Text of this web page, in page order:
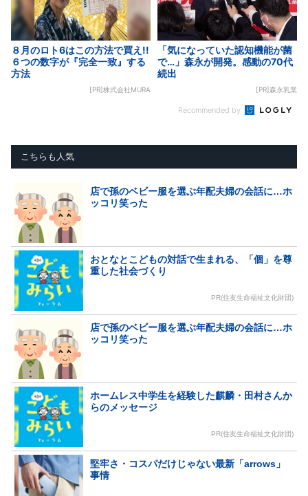
８月のロト6はこの方法で買え!!
６つの数字が『完全一致』する
方法
[PR]株式会社MURA
「気になっていた認知機能が菌
で…」森永が開発。感動の70代
続出
[PR]森永乳業
Recommended by
こちらも人気
店で孫のベビー服を選ぶ年配夫婦の会話に…ホ
ッコリ笑った
おとなとこどもの対話で生まれる、「個」を尊
重した社会づくり
PR(住友生命福祉文化財団)
店で孫のベビー服を選ぶ年配夫婦の会話に…ホ
ッコリ笑った
ホームレス中学生を経験した麒麟・田村さんか
らのメッセージ
PR(住友生命福祉文化財団)
堅牢さ・コスパだけじゃない最新「arrows」
事情